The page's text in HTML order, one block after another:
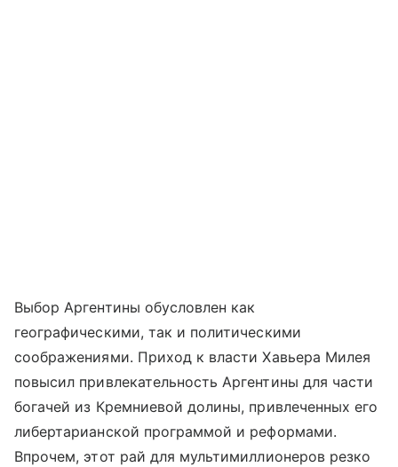
Выбор Аргентины обусловлен как
географическими, так и политическими
соображениями. Приход к власти Хавьера Милея
повысил привлекательность Аргентины для части
богачей из Кремниевой долины, привлеченных его
либертарианской программой и реформами.
Впрочем, этот рай для мультимиллионеров резко